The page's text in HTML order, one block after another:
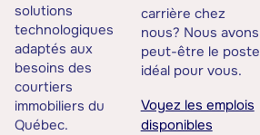
solutions
technologiques
adaptés aux
besoins des
courtiers
immobiliers du
Québec.
carrière chez
nous? Nous avons
peut-être le poste
idéal pour vous.
Voyez les emplois
disponibles